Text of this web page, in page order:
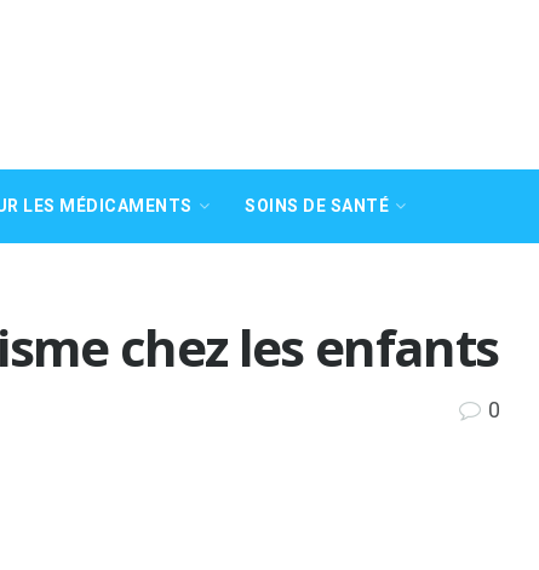
LES MÉDICAMENTS SOINS DE SANTÉ
chez les enfants
0